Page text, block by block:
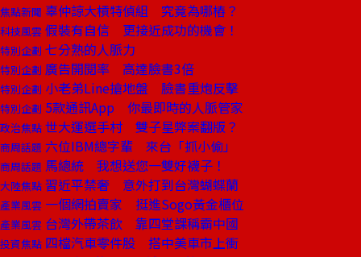
焦點新聞 辜仲諒大槓特偵組 究竟為哪樁？
科技風雲 假裝有自信 更接近成功的機會！
特別企劃 七分熟的人脈力
特別企劃 廣告開閱率 高達臉書3倍
特別企劃 小老弟Line搶地盤 臉書重炮反擊
特別企劃 5款通訊App 你最即時的人脈管家
政治焦點 世大運選手村 雙子星弊案翻版？
商周話題 六位IBM總字輩 來台「抓小偷」
商周話題 馬總統 我想送您一雙好襪子！
大陸焦點 習近平禁奢 意外打到台灣蝴蝶蘭
產業風雲 一個網拍賣家 挺進Sogo黃金櫃位
產業風雲 台灣外帶茶飲 靠四堂課稱霸中國
投資焦點 四檔汽車零件股 搭中美車市上衝